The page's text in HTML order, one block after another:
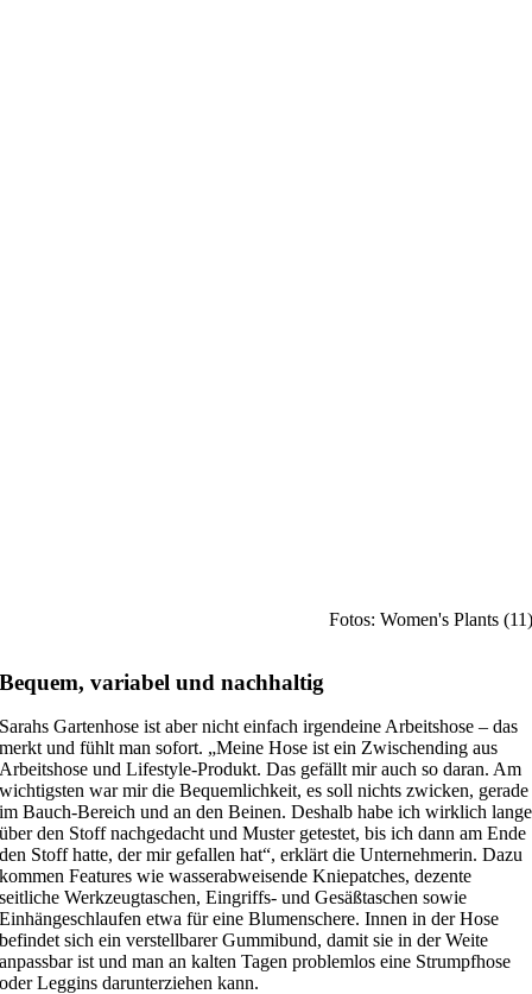
Fotos: Women's Plants (11)
Bequem, variabel und nachhaltig
Sarahs Gartenhose ist aber nicht einfach irgendeine Arbeitshose – das
merkt und fühlt man sofort. „Meine Hose ist ein Zwischending aus
Arbeitshose und Lifestyle-Produkt. Das gefällt mir auch so daran. Am
wichtigsten war mir die Bequemlichkeit, es soll nichts zwicken, gerade
im Bauch-Bereich und an den Beinen. Deshalb habe ich wirklich lange
über den Stoff nachgedacht und Muster getestet, bis ich dann am Ende
den Stoff hatte, der mir gefallen hat“, erklärt die Unternehmerin. Dazu
kommen Features wie wasserabweisende Kniepatches, dezente
seitliche Werkzeugtaschen, Eingriffs- und Gesäßtaschen sowie
Einhängeschlaufen etwa für eine Blumenschere. Innen in der Hose
befindet sich ein verstellbarer Gummibund, damit sie in der Weite
anpassbar ist und man an kalten Tagen problemlos eine Strumpfhose
oder Leggins darunterziehen kann.